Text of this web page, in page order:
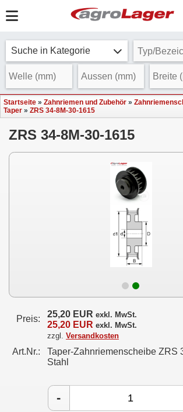
Suche in Kategorie
Startseite » Zahnriemen und Zubehör »
Taper » ZRS 34-8M-30-1615
ZRS 34-8M-30-1615
Preis: 25,20 EUR exkl. MwSt.
25,20 EUR exkl. MwSt.
zzgl. Versandkosten
Art.Nr.:
Taper-Zahnriemenscheibe ZRS
Stahl
-